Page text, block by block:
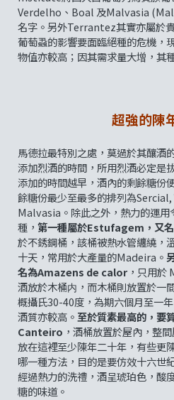
Verdelho、Boal 及Malvasia
名字。另外Terrantez其實亦屬於
葡萄蝨的影響要面臨絕種的危機，
物值亦較高；因其需求量大增，其
超強的陳
馬德拉最特別之處，莫過於其釀酒
添加烈酒的時間，所用烈酒必定是
添加的時間越早，酒內的剩餘糖份
餘糖份最少至最多的排列為
Malvasia。除此之外，熱力的運用
種， 第一種屬於Estufagem，又
於不銹鋼桶，該桶被熱水管纏繞，
十天，常用於大產量的Madeira。
名為Amazens de calor ，只用
酒放於木桶内，而木桶則放置於一
概攝氏30-40度，為期六個月至一
酒質亦較高。 至於質素最高的，要
Canteiro ，酒桶放置於屋內，整
放在這裡至少陳年二十年，有些更
哪一種方法，目的是要仿效十六世
經過熱力的洗禮，酒呈琥珀色，酸
糖的味道。